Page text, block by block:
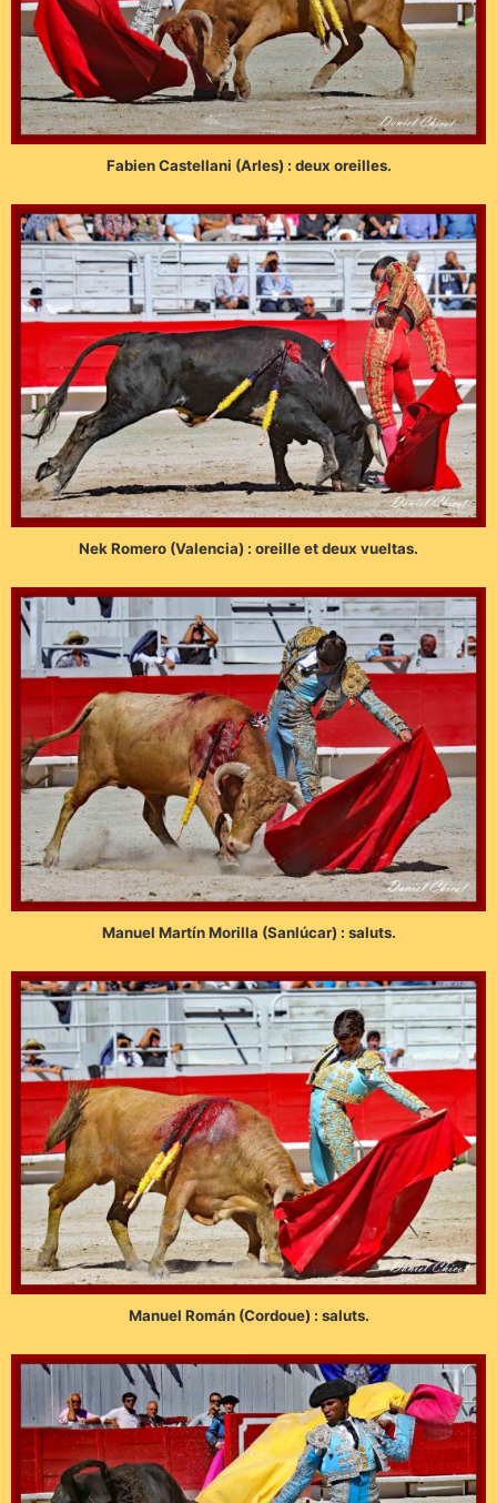
Fabien Castellani (Arles) : deux oreilles.
Nek Romero (Valencia) : oreille et deux vueltas.
Manuel Martín Morilla (Sanlúcar) : saluts.
Manuel Román (Cordoue) : saluts.